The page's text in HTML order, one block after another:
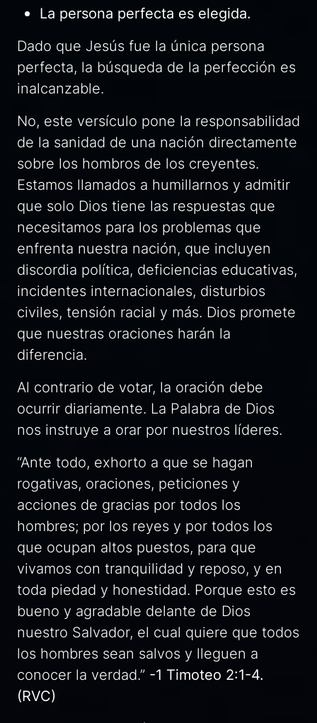
La persona perfecta es elegida.
Dado que Jesús fue la única persona
perfecta, la búsqueda de la perfección es
inalcanzable.
No, este versículo pone la responsabilidad
de la sanidad de una nación directamente
sobre los hombros de los creyentes.
Estamos llamados a humillarnos y admitir
que solo Dios tiene las respuestas que
necesitamos para los problemas que
enfrenta nuestra nación, que incluyen
discordia política, deficiencias educativas,
incidentes internacionales, disturbios
civiles, tensión racial y más. Dios promete
que nuestras oraciones harán la
diferencia.
Al contrario de votar, la oración debe
ocurrir diariamente. La Palabra de Dios
nos instruye a orar por nuestros líderes.
“Ante todo, exhorto a que se hagan
rogativas, oraciones, peticiones y
acciones de gracias por todos los
hombres; por los reyes y por todos los
que ocupan altos puestos, para que
vivamos con tranquilidad y reposo, y en
toda piedad y honestidad. Porque esto es
bueno y agradable delante de Dios
nuestro Salvador, el cual quiere que todos
los hombres sean salvos y lleguen a
conocer la verdad.” -1 Timoteo 2:1-4.
(RVC)